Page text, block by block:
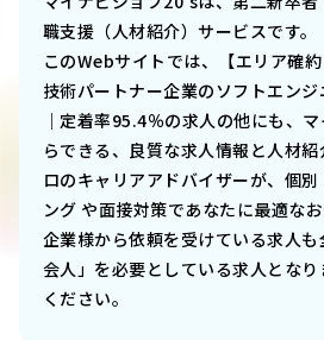
職支援（人材紹介）サービスです。
このWebサイトでは、
【エリア確
技術パートナー企業のソフトエン
｜定着率95.4％の求人の他にも、
らできる、良質な求人情報と人材
ロのキャリアアドバイザーが、個
ング や面接対策であなたに最適な
企業様から依頼を受けている求人
会人」を必要としている求人とな
ください。